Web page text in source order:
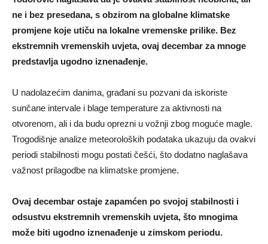
ne i bez presedana, s obzirom na globalne klimatske
promjene koje utiču na lokalne vremenske prilike. Bez
ekstremnih vremenskih uvjeta, ovaj decembar za mnoge
predstavlja ugodno iznenađenje.
U nadolazećim danima, građani su pozvani da iskoriste
sunčane intervale i blage temperature za aktivnosti na
otvorenom, ali i da budu oprezni u vožnji zbog moguće magle.
Trogodišnje analize meteoroloških podataka ukazuju da ovakvi
periodi stabilnosti mogu postati češći, što dodatno naglašava
važnost prilagodbe na klimatske promjene.
Ovaj decembar ostaje zapamćen po svojoj stabilnosti i
odsustvu ekstremnih vremenskih uvjeta, što mnogima
može biti ugodno iznenađenje u zimskom periodu.